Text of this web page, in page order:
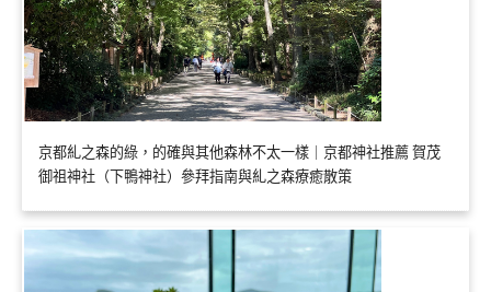
京都糺之森的綠，的確與其他森林不太一樣｜京都神社推薦 賀茂
御祖神社（下鴨神社）參拜指南與糺之森療癒散策